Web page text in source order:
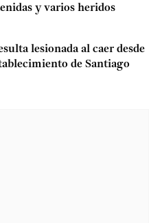
y varios heridos
lesionada al caer desde
de Santiago